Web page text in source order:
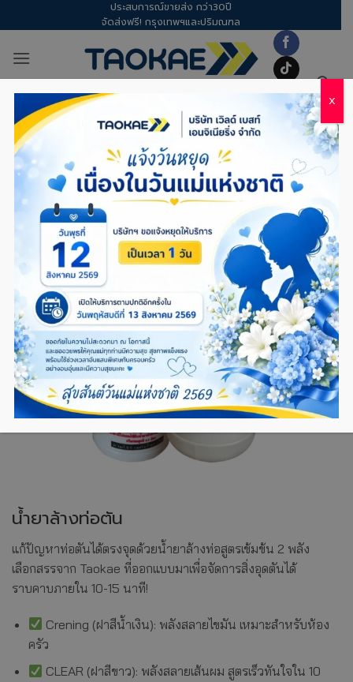
to
ประสบการณ์ขายส่ง กว่า30ปี
จัดส่งฟรี! กรุงเทพฯและปริมณฑล
อุปกรณ์ทำความสะอาด น้ำยาทำความสะอาด
น้ำยาล้างท่อตัน
แก้ปัญหาท่อตันได้ตรงจุดด้วยน้ำยาล้างท่อสูตรเข้มข้น 2 พลัง
เลือกสรรจาก Taokae ที่ออกแบบมาเพื่อจัดการสิ่งอุดตันได้
ราบคาบภายใน 10-15 นาที!
Crening (ฝาสีน้ำเงิน): พลังสลายไขมัน เหมาะสำหรับห้อง
ครัว
CLEAR (ฝาสีขาว): พลังสลายเส้นผม สูตรเร็วทันใจใน 10
X